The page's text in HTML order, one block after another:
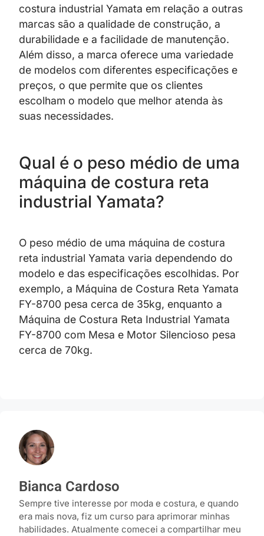
costura industrial Yamata em relação a outras
marcas são a qualidade de construção, a
durabilidade e a facilidade de manutenção.
Além disso, a marca oferece uma variedade
de modelos com diferentes especificações e
preços, o que permite que os clientes
escolham o modelo que melhor atenda às
suas necessidades.
Qual é o peso médio de uma
máquina de costura reta
industrial Yamata?
O peso médio de uma máquina de costura
reta industrial Yamata varia dependendo do
modelo e das especificações escolhidas. Por
exemplo, a Máquina de Costura Reta Yamata
FY-8700 pesa cerca de 35kg, enquanto a
Máquina de Costura Reta Industrial Yamata
FY-8700 com Mesa e Motor Silencioso pesa
cerca de 70kg.
Bianca Cardoso
Sempre tive interesse por moda e costura, e quando
era mais nova, fiz um curso para aprimorar minhas
habilidades. Atualmente comecei a compartilhar meu